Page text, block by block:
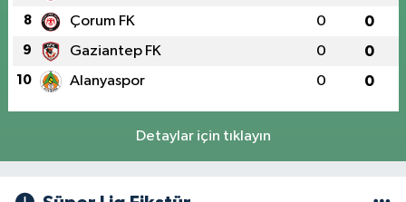
8 Çorum FK 0 0
9 Gaziantep FK 0 0
10 Alanyaspor 0 0
Detaylar için tıklayın